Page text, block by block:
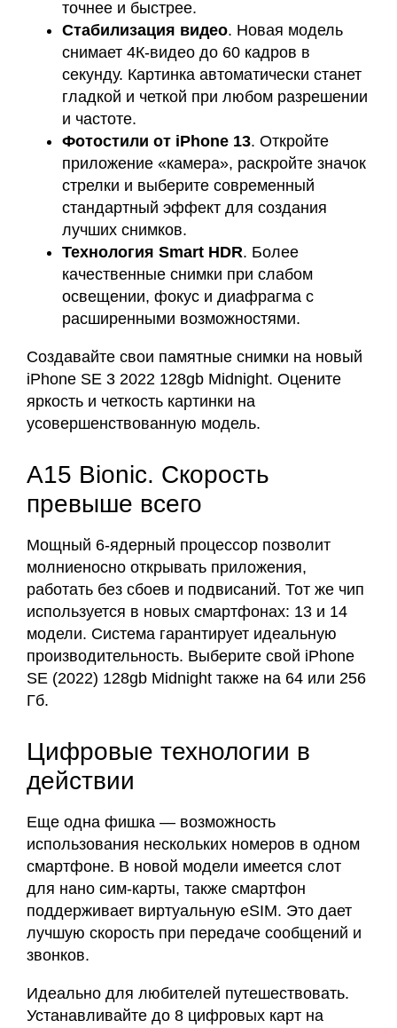
точнее и быстрее.
Стабилизация видео. Новая модель
снимает 4К-видео до 60 кадров в
секунду. Картинка автоматически станет
гладкой и четкой при любом разрешении
и частоте.
Фотостили от iPhone 13. Откройте
приложение «камера», раскройте значок
стрелки и выберите современный
стандартный эффект для создания
лучших снимков.
Технология Smart HDR. Более
качественные снимки при слабом
освещении, фокус и диафрагма с
расширенными возможностями.
Создавайте свои памятные снимки на новый
iPhone SE 3 2022 128gb Midnight. Оцените
яркость и четкость картинки на
усовершенствованную модель.
A15 Bionic. Скорость
превыше всего
Мощный 6-ядерный процессор позволит
молниеносно открывать приложения,
работать без сбоев и подвисаний. Тот же чип
используется в новых смартфонах: 13 и 14
модели. Система гарантирует идеальную
производительность. Выберите свой iPhone
SE (2022) 128gb Midnight также на 64 или 256
Гб.
Цифровые технологии в
действии
Еще одна фишка — возможность
использования нескольких номеров в одном
смартфоне. В новой модели имеется слот
для нано сим-карты, также смартфон
поддерживает виртуальную eSIM. Это дает
лучшую скорость при передаче сообщений и
звонков.
Идеально для любителей путешествовать.
Устанавливайте до 8 цифровых карт на